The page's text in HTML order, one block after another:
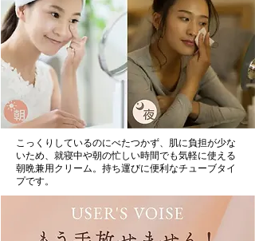
こっくりしているのにべたつかず、肌に負担が少な
いため、就寝中や朝の忙しい時間でも気軽に使える
朝晩兼用クリーム。持ち運びに便利なチューブタイ
プです。